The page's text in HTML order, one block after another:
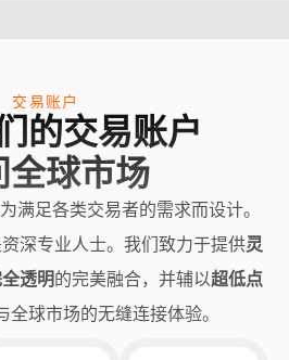
交易账户
的交易账户
球市场
满足各类交易者的需求而设计。
深专业人士。我们致力于提供灵
透明的完美融合，并辅以超低点
全球市场的无缝连接体验。